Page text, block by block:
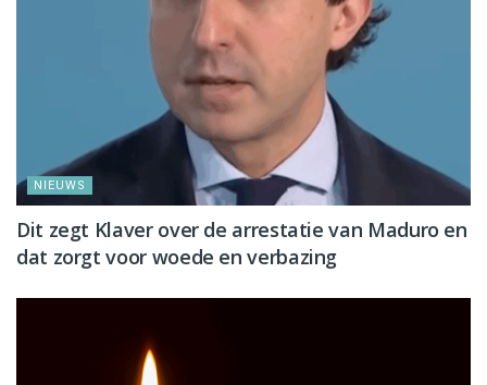
NIEUWS
Dit zegt Klaver over de arrestatie van Maduro en
dat zorgt voor woede en verbazing